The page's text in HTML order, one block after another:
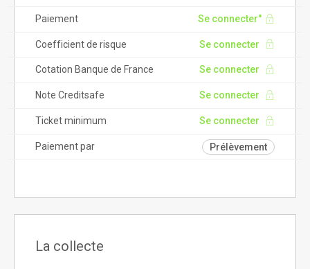
Paiement Se connecter"
Coefficient de risque Se connecter
Cotation Banque de France Se connecter
Note Creditsafe Se connecter
Ticket minimum Se connecter
Paiement par Prélèvement
La collecte